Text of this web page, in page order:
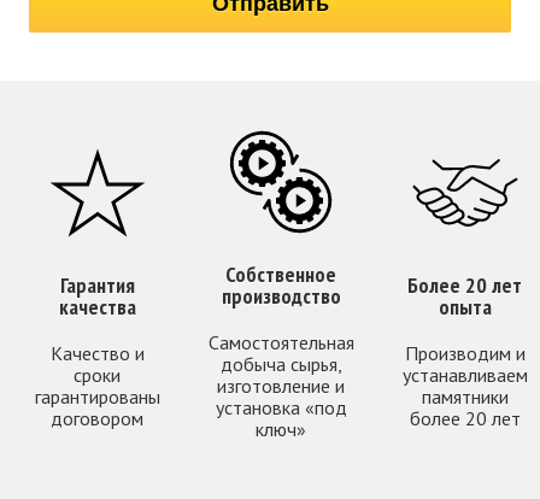
Гарантия
качества
Качество и
сроки
гарантированы
договором
Собственное
производство
Самостоятельная
добыча сырья,
изготовление и
установка «под
ключ»
Более 20 лет
опыта
Производим и
устанавливаем
памятники
более 20 лет